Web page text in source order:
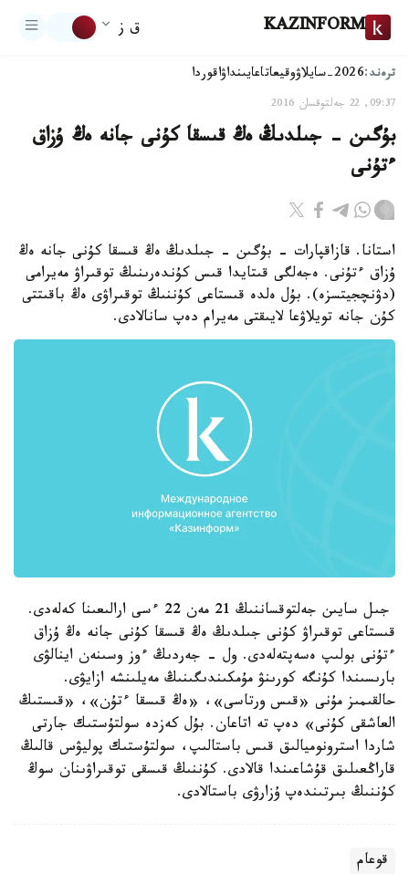
KAZINFORM ق ز
ترەند:2026-سايلاۋ وقيعاتاعايىنداۋاقوردا
09:37, 22 جەلتوقسان 2016
بۇگىن - جىلدىڭ ەڭ قىسقا كۇنى جانە ەڭ ۇزاق
ءتۇنى
استانا. قازاقپارات - بۇگىن - جىلدىڭ ەڭ قىسقا كۇنى جانە ەڭ
ۇزاق ءتۇنى. ەجەلگى قىتايدا قىس كۇندەرىنىڭ توقىراۋ مەيرامى
(دۋنچجيتسزە). بۇل ەلدە قىستاعى كۇننىڭ توقىراۋى ەڭ باقىتتى
كۇن جانە تويلاۋعا لايىقتى مەيرام دەپ سانالادى.
جىل سايىن جەلتوقساننىڭ 21 مەن 22 ءسى ارالىعىنا كەلەدى.
قىستاعى توقىراۋ كۇنى جىلدىڭ ەڭ قىسقا كۇنى جانە ەڭ ۇزاق
ءتۇنى بولىپ ەسەپتەلەدى. ول - جەردىڭ ءوز وسىنەن اينالۋى
بارىسىندا كۇنگە كورىنۋ مۇمكىندىگىنىڭ مەيلىنشە ازايۋى.
حالقىمىز مۇنى «قىس ورتاسى»، «ەڭ قىسقا ءتۇن»، «قىستىڭ
العاشقى كۇنى» دەپ تە اتاعان. بۇل كەزدە سولتۇستىك جارتى
شاردا استرونوميالىق قىس باستالىپ، سولتۇستىك پوليۋس قالىڭ
قاراڭعىلىق قۇشاعىندا قالادى. كۇننىڭ قىسقى توقىراۋىنان سوڭ
كۇننىڭ بىرتىندەپ ۇزارۋى باستالادى.
قوعام